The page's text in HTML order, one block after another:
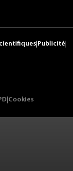
Publicité
Cookies